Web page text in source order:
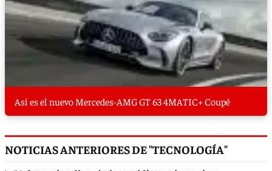
Así es el nuevo Mercedes-AMG GT 63 4MATIC+ Coupé
NOTICIAS ANTERIORES DE "TECNOLOGÍA"